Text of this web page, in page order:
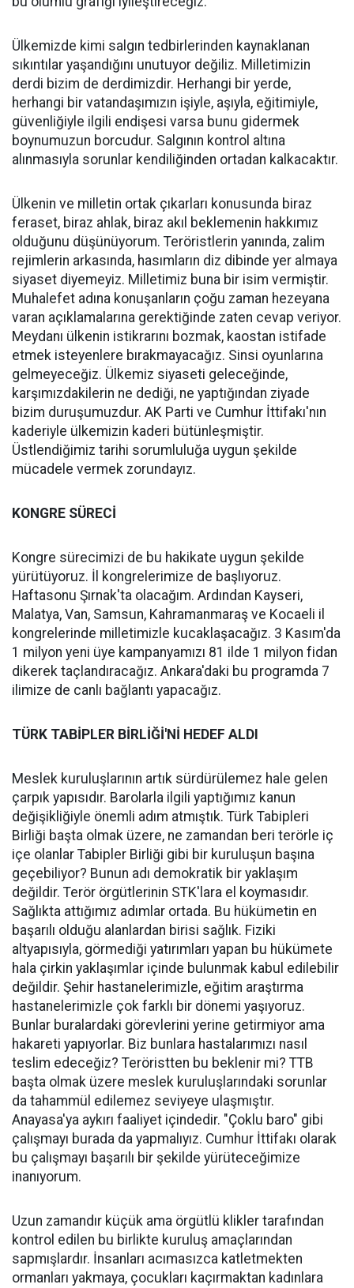
Ülkemizde kimi salgın tedbirlerinden kaynaklanan
sıkıntılar yaşandığını unutuyor değiliz. Milletimizin
derdi bizim de derdimizdir. Herhangi bir yerde,
herhangi bir vatandaşımızın işiyle, aşıyla, eğitimiyle,
güvenliğiyle ilgili endişesi varsa bunu gidermek
boynumuzun borcudur. Salgının kontrol altına
alınmasıyla sorunlar kendiliğinden ortadan kalkacaktır.
Ülkenin ve milletin ortak çıkarları konusunda biraz
feraset, biraz ahlak, biraz akıl beklemenin hakkımız
olduğunu düşünüyorum. Teröristlerin yanında, zalim
rejimlerin arkasında, hasımların diz dibinde yer almaya
siyaset diyemeyiz. Milletimiz buna bir isim vermiştir.
Muhalefet adına konuşanların çoğu zaman hezeyana
varan açıklamalarına gerektiğinde zaten cevap veriyor.
Meydanı ülkenin istikrarını bozmak, kaostan istifade
etmek isteyenlere bırakmayacağız. Sinsi oyunlarına
gelmeyeceğiz. Ülkemiz siyaseti geleceğinde,
karşımızdakilerin ne dediği, ne yaptığından ziyade
bizim duruşumuzdur. AK Parti ve Cumhur İttifakı'nın
kaderiyle ülkemizin kaderi bütünleşmiştir.
Üstlendiğimiz tarihi sorumluluğa uygun şekilde
mücadele vermek zorundayız.
KONGRE SÜRECİ
Kongre sürecimizi de bu hakikate uygun şekilde
yürütüyoruz. İl kongrelerimize de başlıyoruz.
Haftasonu Şırnak'ta olacağım. Ardından Kayseri,
Malatya, Van, Samsun, Kahramanmaraş ve Kocaeli il
kongrelerinde milletimizle kucaklaşacağız. 3 Kasım'da
1 milyon yeni üye kampanyamızı 81 ilde 1 milyon fidan
dikerek taçlandıracağız. Ankara'daki bu programda 7
ilimize de canlı bağlantı yapacağız.
TÜRK TABİPLER BİRLİĞİ'Nİ HEDEF ALDI
Meslek kuruluşlarının artık sürdürülemez hale gelen
çarpık yapısıdır. Barolarla ilgili yaptığımız kanun
değişikliğiyle önemli adım atmıştık. Türk Tabipleri
Birliği başta olmak üzere, ne zamandan beri terörle iç
içe olanlar Tabipler Birliği gibi bir kuruluşun başına
geçebiliyor? Bunun adı demokratik bir yaklaşım
değildir. Terör örgütlerinin STK'lara el koymasıdır.
Sağlıkta attığımız adımlar ortada. Bu hükümetin en
başarılı olduğu alanlardan birisi sağlık. Fiziki
altyapısıyla, görmediği yatırımları yapan bu hükümete
hala çirkin yaklaşımlar içinde bulunmak kabul edilebilir
değildir. Şehir hastanelerimizle, eğitim araştırma
hastanelerimizle çok farklı bir dönemi yaşıyoruz.
Bunlar buralardaki görevlerini yerine getirmiyor ama
hakareti yapıyorlar. Biz bunlara hastalarımızı nasıl
teslim edeceğiz? Teröristten bu beklenir mi? TTB
başta olmak üzere meslek kuruluşlarındaki sorunlar
da tahammül edilemez seviyeye ulaşmıştır.
Anayasa'ya aykırı faaliyet içindedir. "Çoklu baro" gibi
çalışmayı burada da yapmalıyız. Cumhur İttifakı olarak
bu çalışmayı başarılı bir şekilde yürüteceğimize
inanıyorum.
Uzun zamandır küçük ama örgütlü klikler tarafından
kontrol edilen bu birlikte kuruluş amaçlarından
sapmışlardır. İnsanları acımasızca katletmekten
ormanları yakmaya, çocukları kaçırmaktan kadınlara